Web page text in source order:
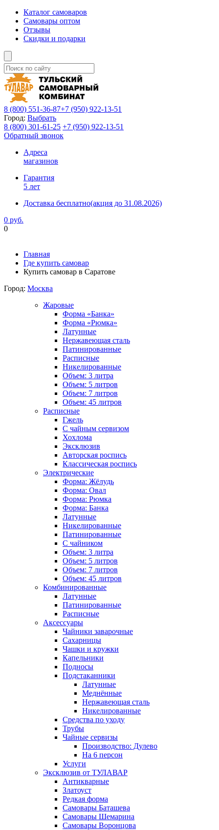
Каталог самоваров
Самовары оптом
Отзывы
Скидки и подарки
8 (800) 551-36-87+7 (950) 922-13-51
Город: Выбрать
8 (800) 301-61-25 +7 (950) 922-13-51
Обратный звонок
Адреса
магазинов
Гарантия
5 лет
Доставка бесплатно(акция до 31.08.2026)
0 руб.
0
Главная
Где купить самовар
Купить самовар в Саратове
Город: Москва
Жаровые
Форма «Банка»
Форма «Рюмка»
Латунные
Нержавеющая сталь
Патинированные
Расписные
Никелированные
Объем: 3 литра
Объем: 5 литров
Объем: 7 литров
Объем: 45 литров
Расписные
Гжель
С чайным сервизом
Хохлома
Эксклюзив
Авторская роспись
Классическая роспись
Электрические
Форма: Жёлудь
Форма: Овал
Форма: Рюмка
Форма: Банка
Латунные
Никелированные
Патинированные
С чайником
Объем: 3 литра
Объем: 5 литров
Объем: 7 литров
Объем: 45 литров
Комбинированные
Латунные
Патинированные
Расписные
Аксессуары
Чайники заварочные
Сахарницы
Чашки и кружки
Капельники
Подносы
Подстаканники
Латунные
Меднённые
Нержавеющая сталь
Никелированные
Средства по уходу
Трубы
Чайные сервизы
Производство: Дулево
На 6 персон
Услуги
Эксклюзив от ТУЛАВАР
Антикварные
Златоуст
Редкая форма
Самовары Баташева
Самовары Шемарина
Самовары Воронцова